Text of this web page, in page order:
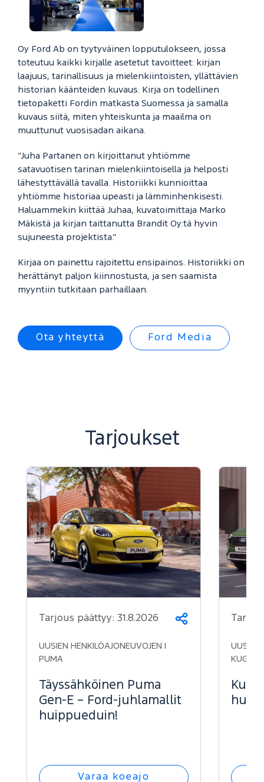
Oy Ford Ab on tyytyväinen lopputulokseen, jossa
toteutuu kaikki kirjalle asetetut tavoitteet: kirjan
laajuus, tarinallisuus ja mielenkiintoisten, yllättävien
historian käänteiden kuvaus. Kirja on todellinen
tietopaketti Fordin matkasta Suomessa ja samalla
kuvaus siitä, miten yhteiskunta ja maailma on
muuttunut vuosisadan aikana.
”Juha Partanen on kirjoittanut yhtiömme
satavuotisen tarinan mielenkiintoisella ja helposti
lähestyttävällä tavalla. Historiikki kunnioittaa
yhtiömme historiaa upeasti ja lämminhenkisesti.
Haluammekin kiittää Juhaa, kuvatoimittaja Marko
Mäkistä ja kirjan taittanutta Brandit Oy:tä hyvin
sujuneesta projektista.”
Kirjaa on painettu rajoitettu ensipainos. Historiikki on
herättänyt paljon kiinnostusta, ja sen saamista
myyntiin tutkitaan parhaillaan.
Ota yhteyttä Ford Media
Tarjoukset
Jaa
Tarjous päättyy: 31.8.2026
UUSIEN HENKILÖAJONEUVOJEN |
PUMA
Täyssähköinen Puma
Gen-E – Ford-juhlamallit
huippueduin!
Varaa koeajo
UUSIEN
KUGA